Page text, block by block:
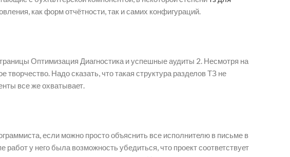
как форм отчётности, так и самих конфигураций.
Оптимизация Диагностика и успешные аудиты 2. Несмотря на
Надо сказать, что такая структура разделов ТЗ не
все же охватывает.
если можно просто объяснить все исполнителю в письме в
у него была возможность убедиться, что проект соответствует